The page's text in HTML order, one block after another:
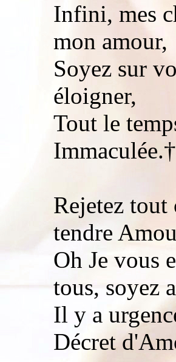
Infini, mes
mon amour,
Soyez sur
éloigner,
Tout le
Immaculée.†
Rejetez
tendre
Oh Je vous
tous, soyez
Il y a
Décret